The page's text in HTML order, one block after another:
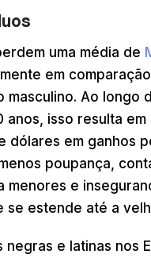
uma média de
em
masculino. Ao longo
anos, isso resulta em
dólares em ganhos
poupança,
menores e
se estende até a
negras e latinas nos